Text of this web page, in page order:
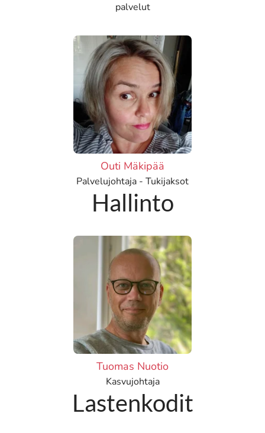
palvelut
Outi Mäkipää
Palvelujohtaja - Tukijaksot
Hallinto
Tuomas Nuotio
Kasvujohtaja
Lastenkodit